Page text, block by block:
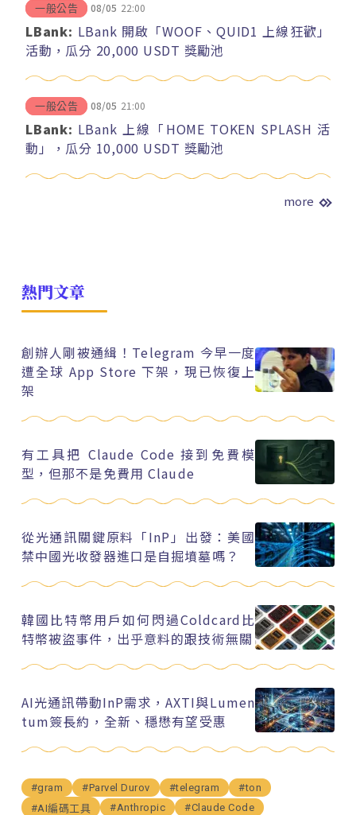
一般公告 08/05 22:00
LBank: LBank 開啟「WOOF、QUID1 上線狂歡」
活動，瓜分 20,000 USDT 獎勵池
一般公告 08/05 21:00
LBank: LBank 上線「HOME TOKEN SPLASH 活
動」，瓜分 10,000 USDT 獎勵池
more
熱門文章
創辦人剛被通緝！Telegram 今早一度
遭全球 App Store 下架，現已恢復上
架
有工具把 Claude Code 接到免費模
型，但那不是免費用 Claude
從光通訊關鍵原料「InP」出發：美國
禁中國光收發器進口是自掘墳墓嗎？
韓國比特幣用戶如何閃過Coldcard比
特幣被盜事件，出乎意料的跟技術無關
AI光通訊帶動InP需求，AXTI與Lumen
tum簽長約，全新、穩懋有望受惠
#gram #Parvel Durov #telegram
#ton
#AI編碼工具
#Anthropic
#Claude Code